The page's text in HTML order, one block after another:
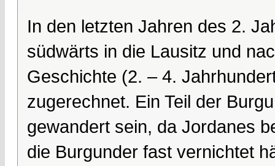
In den letzten Jahren des 2.
südwärts in die Lausitz und
Geschichte (2. – 4.
zugerechnet. Ein Teil der
gewandert sein, da Jordanes
die Burgunder fast vernichtet